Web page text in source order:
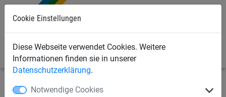
Cookie Einstellungen
Diese Webseite verwendet Cookies. Weitere
Informationen finden sie in unserer
Datenschutzerklärung.
Notwendige Cookies
Industrienetze Gurtbandnetze / Ladungssicherung
für